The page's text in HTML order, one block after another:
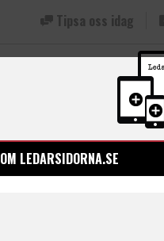
Tipsa oss idag
OM LEDARSIDORNA.SE